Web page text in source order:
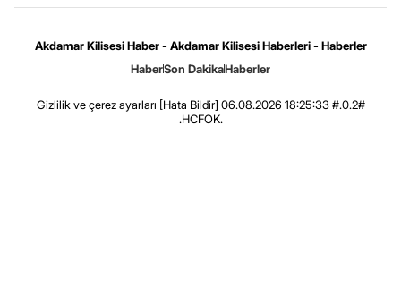
Akdamar Kilisesi Haber - Akdamar Kilisesi Haberleri - Haberler
HaberSon DakikaHaberler
Gizlilik ve çerez ayarları [Hata Bildir] 06.08.2026 18:25:33 #.0.2#
.HCFOK.